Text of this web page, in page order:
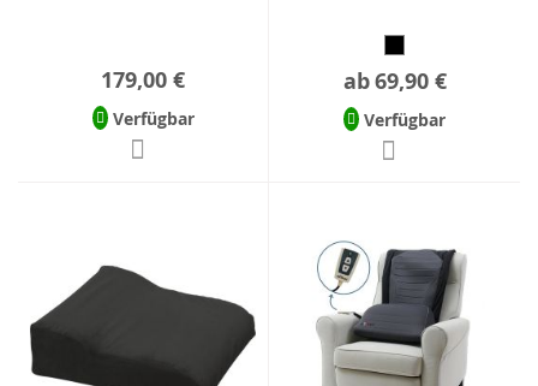
179,00 €
Verfügbar
ab69,90 €
Verfügbar